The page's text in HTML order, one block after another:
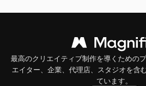
最高のクリエイティブ制作を導くための
エイター、企業、代理店、スタジオを含
ています。